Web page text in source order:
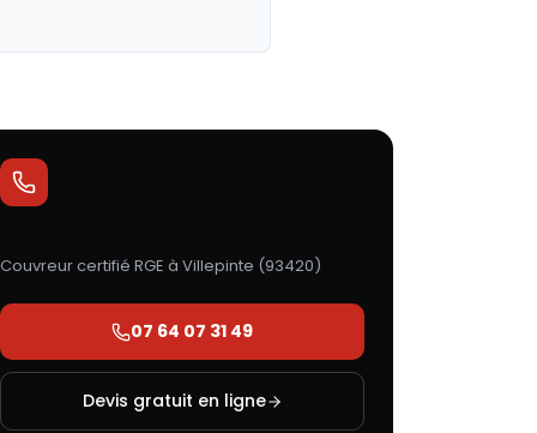
Couvreur certifié RGE à Villepinte (93420)
07 64 07 31 49
Devis gratuit en ligne